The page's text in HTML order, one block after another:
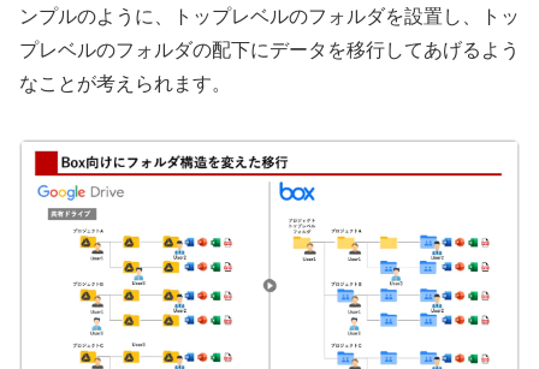
ンプルのように、トップレベルのフォルダを設置し、トッ
プレベルのフォルダの配下にデータを移行してあげるよう
なことが考えられます。